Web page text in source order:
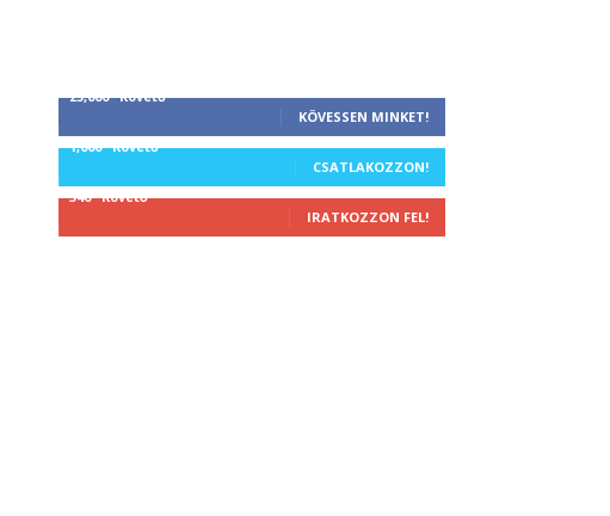
25,000 Követő
KÖVESSEN MINKET!
1,000 Követő
CSATLAKOZZON!
340 Követő
IRATKOZZON FEL!